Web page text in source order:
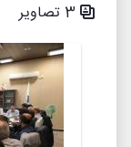
3 تصاویر